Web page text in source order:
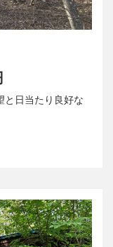
と日当たり良好な